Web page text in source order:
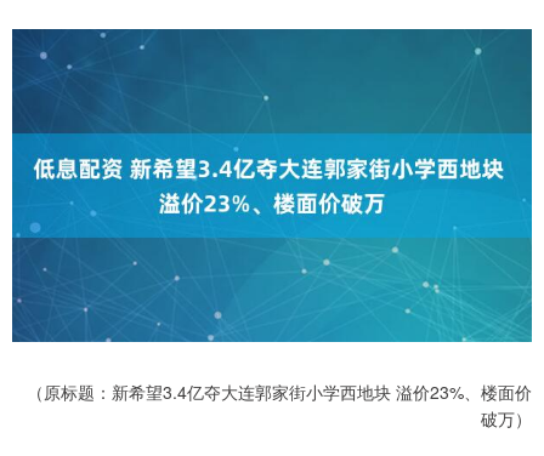
（原标题：新希望3.4亿夺大连郭家街小学西地块 溢价23%、楼面价
破万）